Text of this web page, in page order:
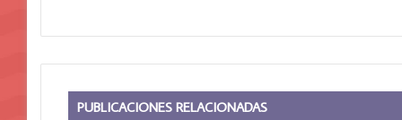
PUBLICACIONES RELACIONADAS